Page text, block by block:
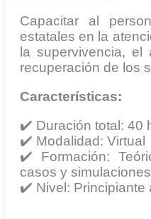
Capacitar al
estatales en la
la supervivencia, el
recuperación de los
Características:
✔️ Duración total: 40
✔️ Modalidad: Virtual
✔️ Formación:
casos y
✔️ Nivel: Principiante